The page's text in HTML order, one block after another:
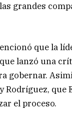
grandes
que la
lanzó una
gobernar.
Rodríguez, que
el proceso.